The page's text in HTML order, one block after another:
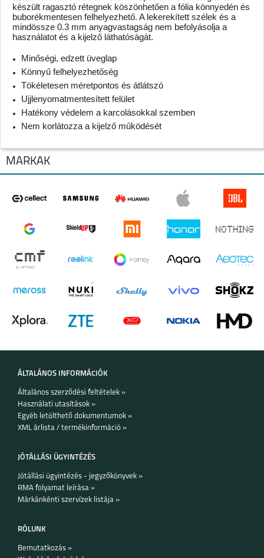
készült ragasztó rétegnek köszönhetően a fólia könnyedén és
buborékmentesen felhelyezhető. A lekerekített szélek és a
mindössze 0.3 mm anyagvastagság nem befolyásolja a
használatot és a kijelző láthatóságát.
Minőségi, edzett üveglap
Könnyű felhelyezhetőség
Tökéletesen méretpontos és átlátszó
Ujjlenyomatmentesített felület
Hatékony védelem a karcolásokkal szemben
Nem korlátozza a kijelző működését
MÁRKÁK
ÁLTALÁNOS INFORMÁCIÓK
Általános szerződési feltételek »
Használati utasítások »
Egyéb letölthető dokumentumok »
XML árlista / termékinformáció »
JÓTÁLLÁSI ÜGYINTÉZÉS
Jótállási ügyintézés - jegyzőkönyvek »
RMA folyamat leírása »
Márkánkénti szervízek listája »
RÓLUNK
Bemutatkozás »